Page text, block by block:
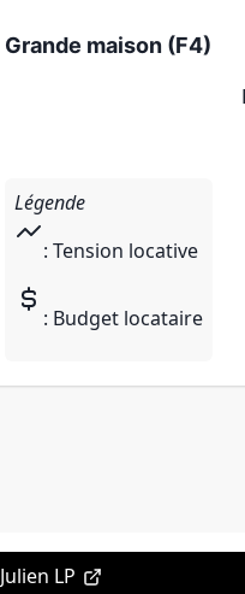
Grande maison (F4)
Légende
: Tension locative
: Budget locataire
Julien LP